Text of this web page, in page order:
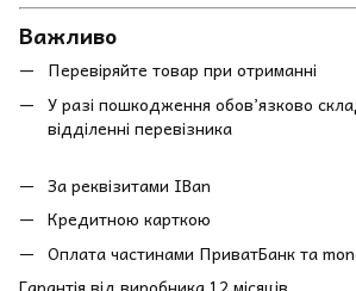
Важливо
Перевіряйте товар при отриманні
У разі пошкодження обов’язково
відділенні перевізника
За реквізитами IBan
Кредитною карткою
Оплата частинами ПриватБанк та